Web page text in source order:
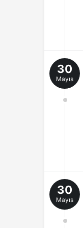
30
Mayıs
30
Mayıs